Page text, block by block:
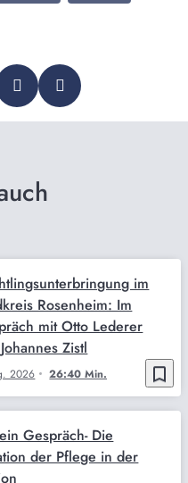
bookmark_border
2026 26:40 Min.
im
Rosenheim: Im
mit Otto Lederer
Zistl
Gespräch- Die
der Pflege in der